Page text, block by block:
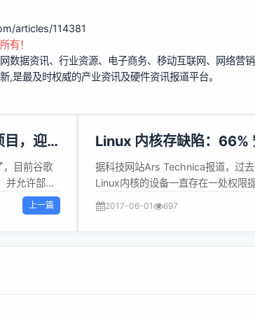
articles/114381
有！
数据资讯、行业资源、电子商务、移动互联网、网络营
,是最及时权威的产业资讯及硬件资讯报道平台。
，迎
目前谷歌
并允许部分
，会被命名
民饼干奥利
日到19日召
O就已经面
，用户就可
持Android
上一篇
Linux 内核存缺陷：66%
攻击风险
据科技网站Ars Technica报道，过
Linux内核的设备一直存在一处权限
发行商将于本周修复该缺陷，但由
设备发布更新包相当困难，许多人
限的黑客可以利用该缺陷获得最高
制，访问操作系统底层功能；嵌入
2017-06-01 697